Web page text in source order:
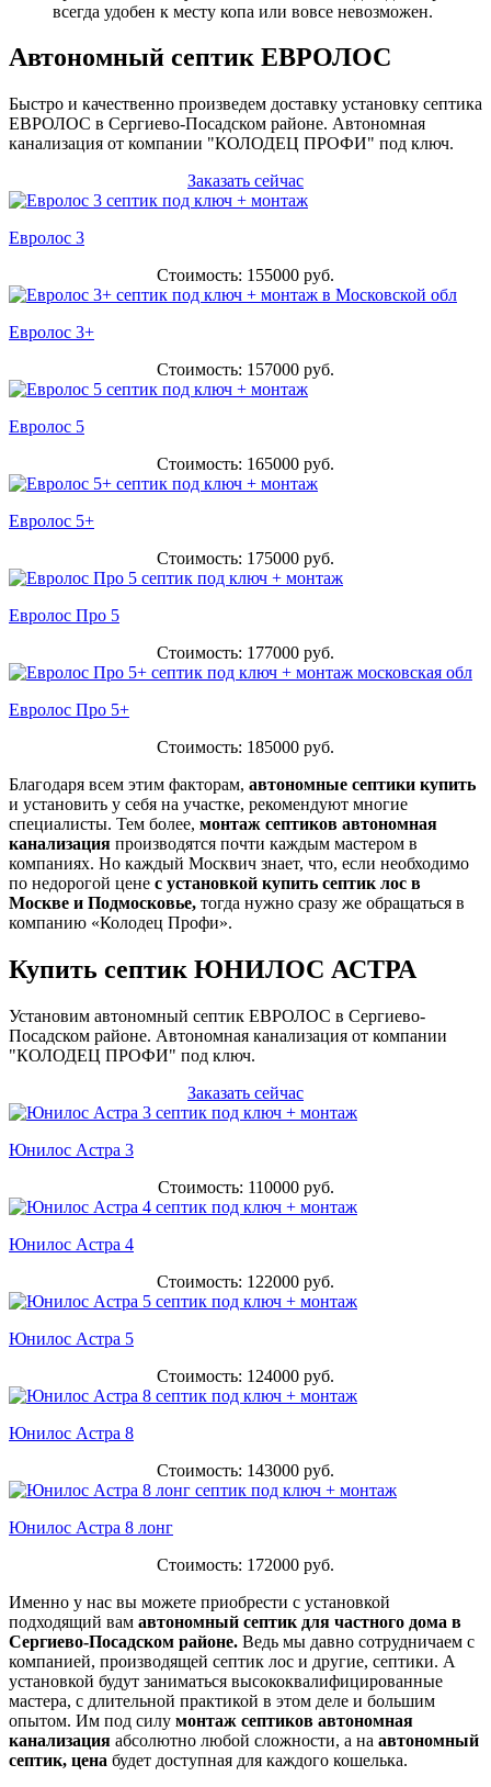
всегда удобен к месту копа или вовсе невозможен.
Автономный септик ЕВРОЛОС
Быстро и качественно произведем доставку установку септика
ЕВРОЛОС в Сергиево-Посадском районе. Автономная
канализация от компании "КОЛОДЕЦ ПРОФИ" под ключ.
Заказать сейчас
Евролос 3
Стоимость: 155000 руб.
Евролос 3+
Стоимость: 157000 руб.
Евролос 5
Стоимость: 165000 руб.
Евролос 5+
Стоимость: 175000 руб.
Евролос Про 5
Стоимость: 177000 руб.
Евролос Про 5+
Стоимость: 185000 руб.
Благодаря всем этим факторам, автономные септики купить
и установить у себя на участке, рекомендуют многие
специалисты. Тем более, монтаж септиков автономная
канализация производятся почти каждым мастером в
компаниях. Но каждый Москвич знает, что, если необходимо
по недорогой цене с установкой купить септик лос в
Москве и Подмосковье, тогда нужно сразу же обращаться в
компанию «Колодец Профи».
Купить септик ЮНИЛОС АСТРА
Установим автономный септик ЕВРОЛОС в Сергиево-
Посадском районе. Автономная канализация от компании
"КОЛОДЕЦ ПРОФИ" под ключ.
Заказать сейчас
Юнилос Астра 3
Стоимость: 110000 руб.
Юнилос Астра 4
Стоимость: 122000 руб.
Юнилос Астра 5
Стоимость: 124000 руб.
Юнилос Астра 8
Стоимость: 143000 руб.
Юнилос Астра 8 лонг
Стоимость: 172000 руб.
Именно у нас вы можете приобрести с установкой
подходящий вам автономный септик для частного дома в
Сергиево-Посадском районе. Ведь мы давно сотрудничаем с
компанией, производящей септик лос и другие, септики. А
установкой будут заниматься высококвалифицированные
мастера, с длительной практикой в этом деле и большим
опытом. Им под силу монтаж септиков автономная
канализация абсолютно любой сложности, а на автономный
септик, цена будет доступная для каждого кошелька.